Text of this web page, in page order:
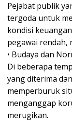
Pejabat publik
tergoda untuk
kondisi
pegawai rendah,
• Budaya dan
Di beberapa
yang diterima
memperburuk
menganggap
merugikan.